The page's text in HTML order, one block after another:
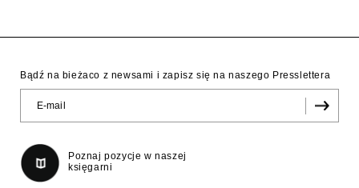
Bądź na bieżaco z newsami i zapisz się na naszego Presslettera
Poznaj pozycje w naszej
księgarni